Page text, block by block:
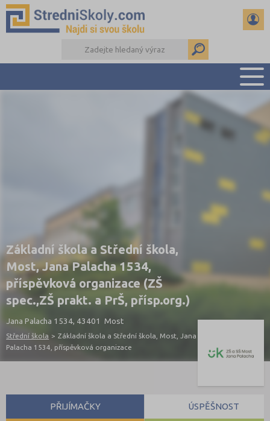
PŘEHLED ŠKOL
PŘÍPRAVA NA PŘIJÍMAČKY
DŮLEŽITÉ TERMÍNY
REFERÁTY A SEMINÁRKY
DALŠÍ DRUHY ŠKOL
Základní škola a Střední škola,
Most, Jana Palacha 1534,
příspěvková organizace (ZŠ
spec.,ZŠ prakt. a PrŠ, přísp.org.)
Jana Palacha 1534, 43401 Most
Střední škola > Základní škola a Střední škola, Most, Jana
Palacha 1534, příspěvková organizace
PŘIJÍMAČKY ÚSPĚŠNOST